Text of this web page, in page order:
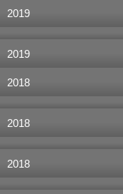
2019
2019
2018
2018
2018